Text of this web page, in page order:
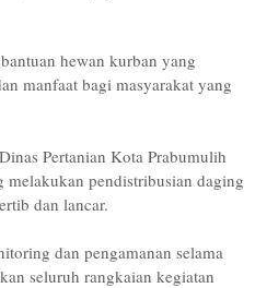
hewan kurban yang
manfaat bagi masyarakat yang
Pertanian Kota Prabumulih
melakukan pendistribusian daging
dan lancar.
dan pengamanan selama
seluruh rangkaian kegiatan